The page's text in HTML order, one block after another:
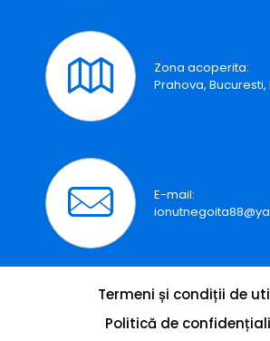
Zona acoperita:
Prahova, Bucuresti,
E-mail:
Termeni și condiții de
Politică de